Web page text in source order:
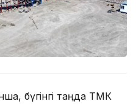
бүгінгі таңда ТМК